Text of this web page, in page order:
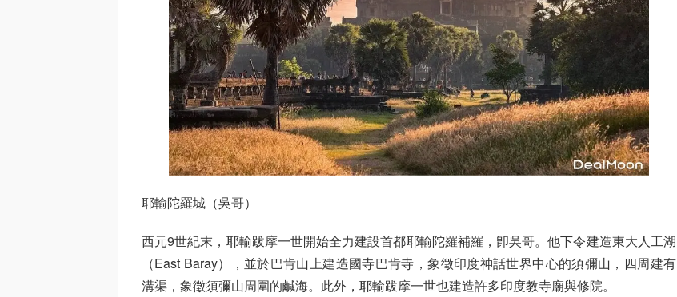
耶輸陀羅城（吳哥）
西元9世紀末，耶輸跋摩一世開始全力建設首都耶輸陀羅補羅，卽吳哥。他下令建造東大人工湖
（East Baray），並於巴肯山上建造國寺巴肯寺，象徵印度神話世界中心的須彌山，四周建有
溝渠，象徵須彌山周圍的鹹海。此外，耶輸跋摩一世也建造許多印度教寺廟與修院。